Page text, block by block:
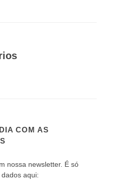
COM AS
nossa newsletter. É só
aqui: